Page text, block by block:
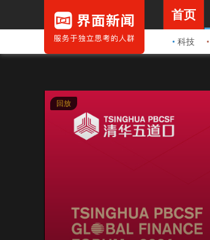
首页
科技
回放